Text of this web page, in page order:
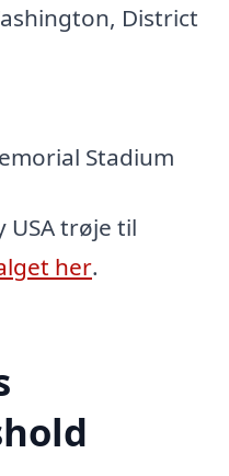
District
USA trøje til
her.